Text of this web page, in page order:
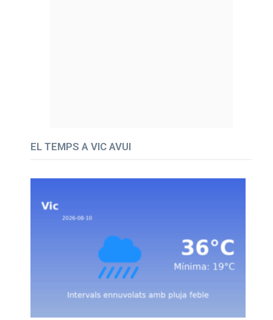
EL TEMPS A VIC AVUI